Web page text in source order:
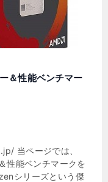
＆性能ベンチマー
当ページでは、
性能ベンチマークを
シリーズという傑